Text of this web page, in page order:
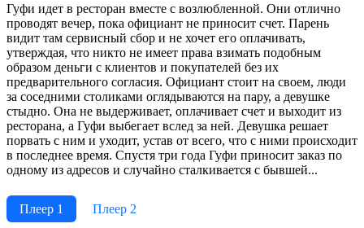
Гуфи идет в ресторан вместе с возлюбленной. Они отлично
проводят вечер, пока официант не приносит счет. Парень
видит там сервисный сбор и не хочет его оплачивать,
утверждая, что никто не имеет права взимать подобным
образом деньги с клиентов и покупателей без их
предварительного согласия. Официант стоит на своем, люди
за соседними столиками оглядываются на пару, а девушке
стыдно. Она не выдерживает, оплачивает счет и выходит из
ресторана, а Гуфи выбегает вслед за ней. Девушка решает
порвать с ним и уходит, устав от всего, что с ними происходит
в последнее время. Спустя три года Гуфи приносит заказ по
одному из адресов и случайно сталкивается с бывшей...
Плеер 1
Плеер 2